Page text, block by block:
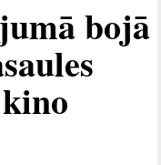
bojā